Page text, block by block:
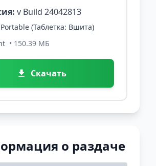
v Build 24042813
(Таблетка: Вшита)
• 150.39 МБ
Скачать
о раздаче